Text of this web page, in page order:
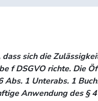
sich die
f DSGVO richte. Die
1 Unterabs. 1
Anwendung des §